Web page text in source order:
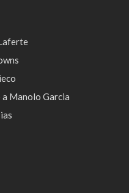
a Manolo Garcia